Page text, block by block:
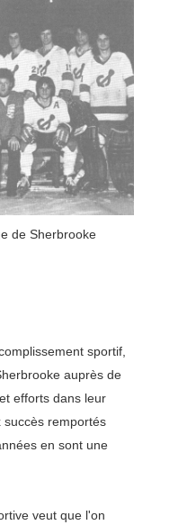
de Sherbrooke
sportif,
auprès de
efforts dans leur
succès remportés
en sont une
veut que l'on